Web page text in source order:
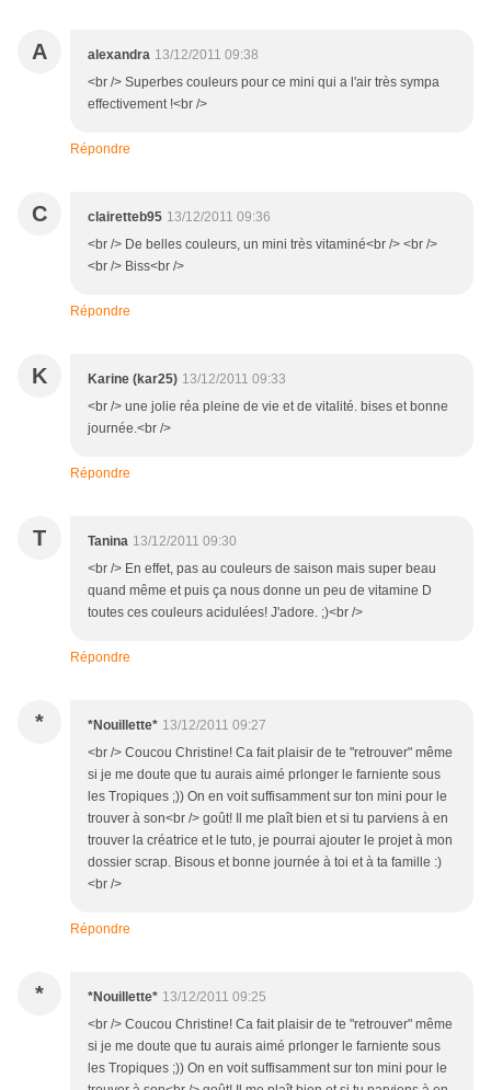
A alexandra 13/12/2011 09:38
<br /> Superbes couleurs pour ce mini qui a l'air très sympa
effectivement !<br />
Répondre
C clairetteb95 13/12/2011 09:36
<br /> De belles couleurs, un mini très vitaminé<br /> <br />
<br /> Biss<br />
Répondre
K Karine (kar25) 13/12/2011 09:33
<br /> une jolie réa pleine de vie et de vitalité. bises et bonne
journée.<br />
Répondre
T Tanina 13/12/2011 09:30
<br /> En effet, pas au couleurs de saison mais super beau
quand même et puis ça nous donne un peu de vitamine D
toutes ces couleurs acidulées! J'adore. ;)<br />
Répondre
* *Nouillette* 13/12/2011 09:27
<br /> Coucou Christine! Ca fait plaisir de te "retrouver" même
si je me doute que tu aurais aimé prlonger le farniente sous
les Tropiques ;)) On en voit suffisamment sur ton mini pour le
trouver à son<br /> goût! Il me plaît bien et si tu parviens à en
trouver la créatrice et le tuto, je pourrai ajouter le projet à mon
dossier scrap. Bisous et bonne journée à toi et à ta famille :)
<br />
Répondre
* *Nouillette* 13/12/2011 09:25
<br /> Coucou Christine! Ca fait plaisir de te "retrouver" même
si je me doute que tu aurais aimé prlonger le farniente sous
les Tropiques ;)) On en voit suffisamment sur ton mini pour le